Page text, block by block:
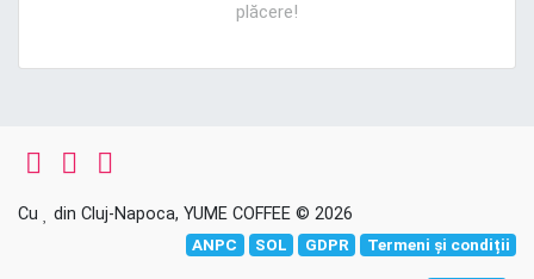
plăcere!
Cu din Cluj-Napoca, YUME COFFEE © 2026
ANPC SOL GDPR Termeni și condiții